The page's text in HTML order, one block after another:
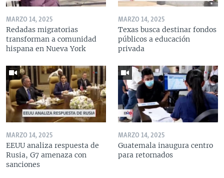
MARZO 14, 2025
Redadas migratorias
transforman a comunidad
hispana en Nueva York
MARZO 14, 2025
Texas busca destinar fondos
públicos a educación
privada
MARZO 14, 2025
EEUU analiza respuesta de
Rusia, G7 amenaza con
sanciones
MARZO 14, 2025
Guatemala inaugura centro
para retornados